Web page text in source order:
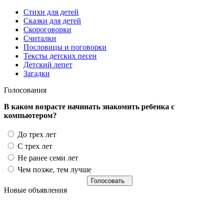
Стихи для детей
Сказки для детей
Скороговорки
Считалки
Пословицы и поговорки
Тексты детских песен
Детский лепет
Загадки
Голосования
В каком возрасте начинать знакомить ребенка с
компьютером?
До трех лет
С трех лет
Не ранее семи лет
Чем позже, тем лучше
Новые объявления